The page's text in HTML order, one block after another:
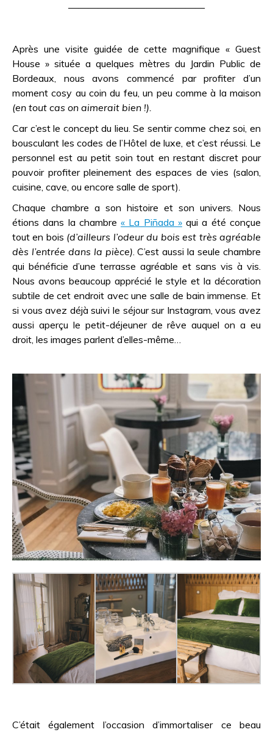
——————————————
Après une visite guidée de cette magnifique « Guest
House » située a quelques mètres du Jardin Public de
Bordeaux, nous avons commencé par profiter d’un
moment cosy au coin du feu, un peu comme à la maison
(en tout cas on aimerait bien !).
Car c’est le concept du lieu. Se sentir comme chez soi, en
bousculant les codes de l’Hôtel de luxe, et c’est réussi. Le
personnel est au petit soin tout en restant discret pour
pouvoir profiter pleinement des espaces de vies (salon,
cuisine, cave, ou encore salle de sport).
Chaque chambre a son histoire et son univers. Nous
étions dans la chambre« La Piñada »qui a été conçue
tout en bois (d’ailleurs l’odeur du bois est très agréable
dès l’entrée dans la pièce) . C’est aussi la seule chambre
qui bénéficie d’une terrasse agréable et sans vis à vis.
Nous avons beaucoup apprécié le style et la décoration
subtile de cet endroit avec une salle de bain immense. Et
si vous avez déjà suivi le séjour sur Instagram, vous avez
aussi aperçu le petit-déjeuner de rêve auquel on a eu
droit, les images parlent d’elles-même…
C’était également l’occasion d’immortaliser ce beau